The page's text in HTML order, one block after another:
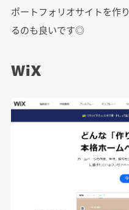
ポートフォリオサイトを作
るのも良いです◎
WiX